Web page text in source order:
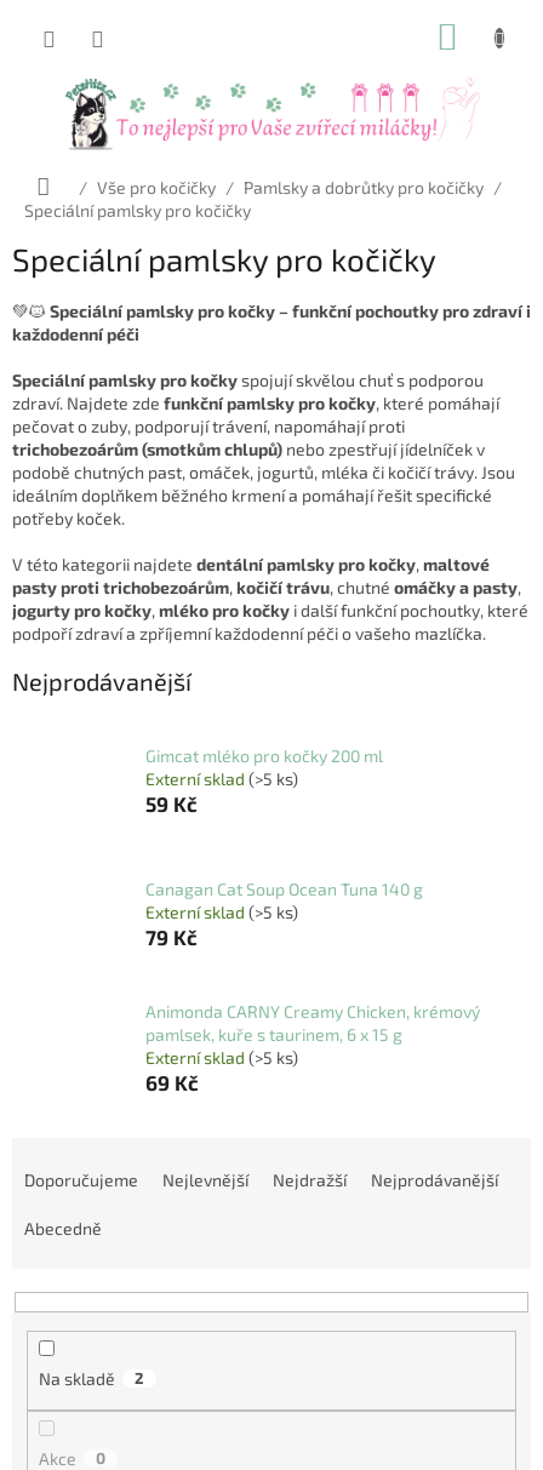
Domů
/ Vše pro kočičky / Pamlsky a dobrůtky pro kočičky /
Speciální pamlsky pro kočičky
Speciální pamlsky pro kočičky
💚🐱 Speciální pamlsky pro kočky – funkční pochoutky pro zdraví i
každodenní péči
Speciální pamlsky pro kočkyspojují skvělou chuť s podporou
zdraví. Najdete zde funkční pamlsky pro kočky, které pomáhají
pečovat o zuby, podporují trávení, napomáhají proti
trichobezoárům (smotkům chlupů) nebo zpestřují jídelníček v
podobě chutných past, omáček, jogurtů, mléka či kočičí trávy. Jsou
ideálním doplňkem běžného krmení a pomáhají řešit specifické
potřeby koček.
V této kategorii najdete dentální pamlsky pro kočky, maltové
pasty proti trichobezoárům, kočičí trávu, chutné omáčky a pasty,
jogurty pro kočky, mléko pro kočky i další funkční pochoutky, které
podpoří zdraví a zpříjemní každodenní péči o vašeho mazlíčka.
Nejprodávanější
Gimcat mléko pro kočky 200 ml
Externí sklad (>5 ks)
59 Kč
Canagan Cat Soup Ocean Tuna 140 g
Externí sklad (>5 ks)
79 Kč
Animonda CARNY Creamy Chicken, krémový
pamlsek, kuře s taurinem, 6 x 15 g
Externí sklad (>5 ks)
69 Kč
p
Doporučujeme Nejlevnější Nejdražší Nejprodávanější
Abecedně
Na skladě 2
Akce 0